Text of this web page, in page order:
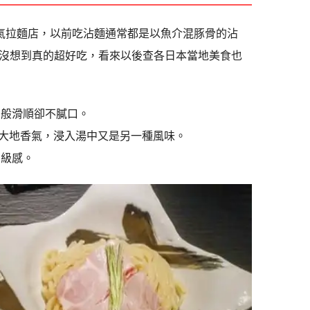
麵店，以前吃沾麵通常都是以魚介混豚骨的沾
想到真的超好吃，看來以後查各日本當地美食也
滑順卻不膩口。
地香氣，浸入湯中又是另一種風味。
感。